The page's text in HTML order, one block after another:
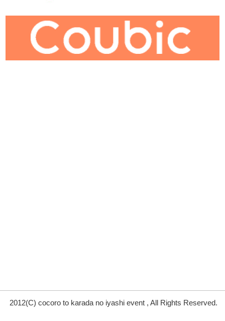
2012(C) cocoro to karada no iyashi event , All Rights Reserved.